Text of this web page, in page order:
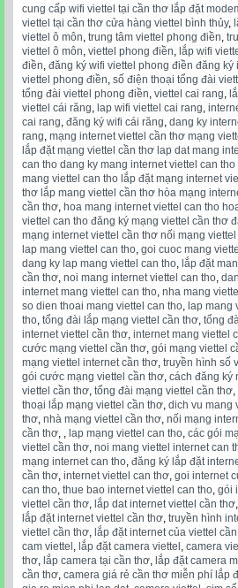
cung cấp wifi viettel tại cần thơ lắp đặt
viettel tại cần thơ cửa hàng viettel bình thủy,
viettel ô môn trung tâm viettel phong điền
viettel ô môn viettel phong điền lắp wifi
điền đăng ký wifi viettel phong điền đăng ký
viettel phong điền số điện thoại tổng đài
tổng đài viettel phong điền viettel cai rang
viettel cái răng lap wifi viettel cai rang
cai rang đăng ký wifi cái răng dang ky
rang mạng internet viettel cần thơ mạng
lắp đặt mạng viettel cần thơ lap dat mang
can tho dang ky mang internet viettel can tho
mang viettel can tho lắp đặt mạng internet
thơ lắp mang viettel cần thơ hòa mạng
cần thơ hoa mang internet viettel can tho
viettel can tho đăng ký mạng viettel cần thơ
mạng internet viettel cần thơ nối mạng
lap mang viettel can tho goi cuoc mang
dang ky lap mang viettel can tho lắp đặt
cần thơ noi mang internet viettel can tho
internet mang viettel can tho nha mang
so dien thoai mang viettel can tho lap mang
tho tổng đài lắp mạng viettel cần thơ tổng
internet viettel cần thơ internet mang viettel
cước mạng viettel cần thơ gói mạng viettel
mạng viettel internet cần thơ truyền hình số
gói cước mạng viettel cần thơ cách đăng ký
viettel cần thơ tổng đài mạng viettel cần thơ
thoại lắp mạng viettel cần thơ dich vu mang
thơ nhà mạng viettel cần thơ nối mạng
cần thơ
lap mạng viettel can tho các gói
viettel cần thơ noi mang viettel internet can
mạng internet can tho đăng ký lắp đặt
cần thơ internet viettel can thơ goi internet
can tho thue bao internet viettel can tho gói
viettel cần thơ lắp dat internet viettel cần thơ
lắp đặt internet viettel cần thơ truyền hình
viettel cần thơ lắp đặt internet của viettel
cam viettel lắp đặt camera viettel camera
thơ lắp camera tại cần thơ lắp đặt camera
cần thơ camera giá rẻ cần thơ miễn phí lắp